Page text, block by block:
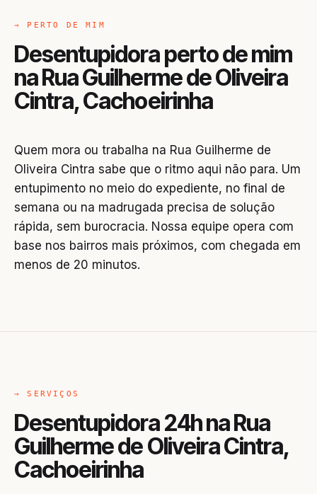
→ PERTO DE MIM
Desentupidora perto de mim
na Rua Guilherme de Oliveira
Cintra, Cachoeirinha
Quem mora ou trabalha na Rua Guilherme de
Oliveira Cintra sabe que o ritmo aqui não para. Um
entupimento no meio do expediente, no final de
semana ou na madrugada precisa de solução
rápida, sem burocracia. Nossa equipe opera com
base nos bairros mais próximos, com chegada em
menos de 20 minutos.
→ SERVIÇOS
Desentupidora 24h na Rua
Guilherme de Oliveira Cintra,
Cachoeirinha